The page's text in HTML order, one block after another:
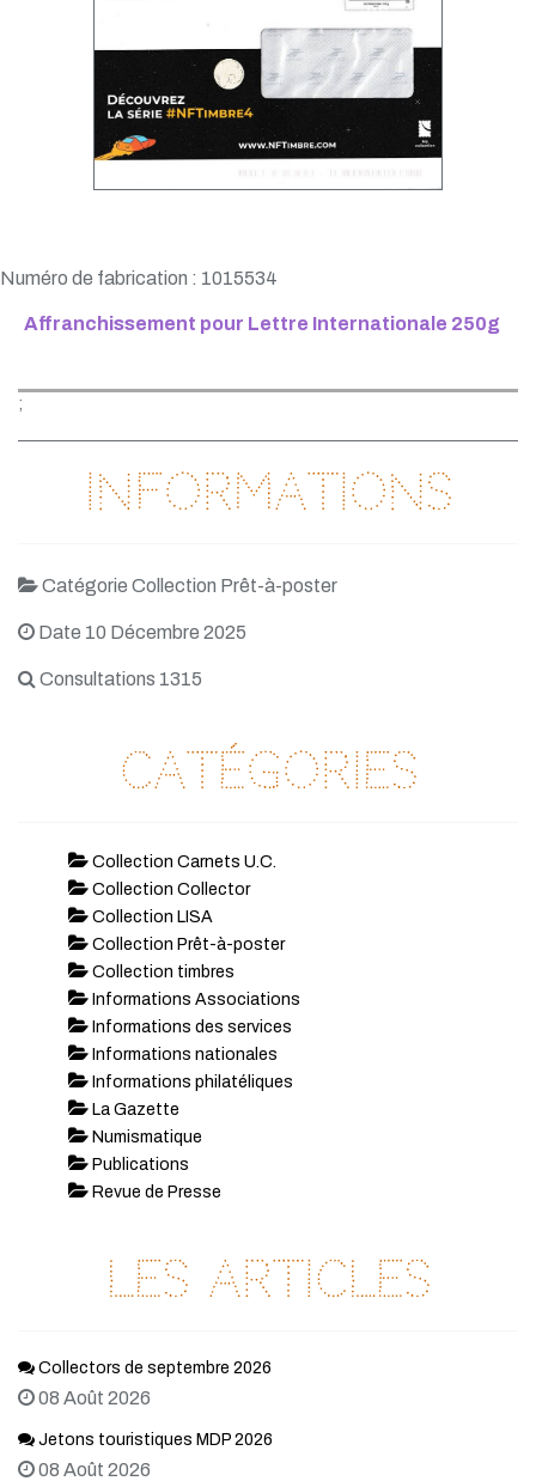
Numéro de fabrication : 1015534
Affranchissement pour Lettre Internationale 250g
;
Informations
Catégorie Collection Prêt-à-poster
Date 10 Décembre 2025
Consultations 1315
Catégories
Collection Carnets U.C.
Collection Collector
Collection LISA
Collection Prêt-à-poster
Collection timbres
Informations Associations
Informations des services
Informations nationales
Informations philatéliques
La Gazette
Numismatique
Publications
Revue de Presse
Les articles
Collectors de septembre 2026
08 Août 2026
Jetons touristiques MDP 2026
08 Août 2026